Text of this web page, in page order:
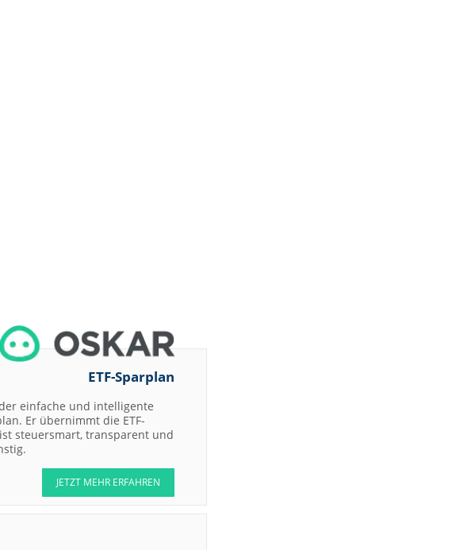
RATIONAL Buy
Berenberg,
Gossler &
Co. KG
Bank)
Merck Kaufen
DZ BANK
Kontron Kaufen
DZ BANK
Daimler Truck Buy
Inc.
Airbus Hold
Company
ETF-Sparplan
einfache und intelligente
Er übernimmt die ETF-
steuersmart, transparent und
JETZT MEHR ERFAHREN